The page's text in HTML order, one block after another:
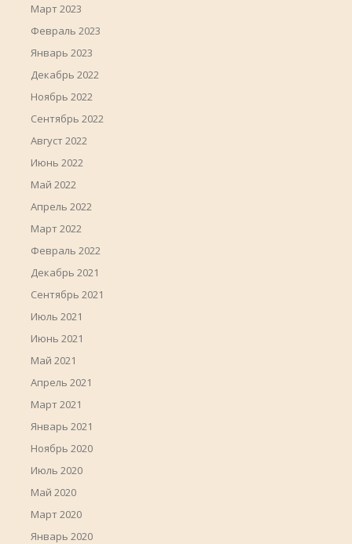
Март 2023
Февраль 2023
Январь 2023
Декабрь 2022
Ноябрь 2022
Сентябрь 2022
Август 2022
Июнь 2022
Май 2022
Апрель 2022
Март 2022
Февраль 2022
Декабрь 2021
Сентябрь 2021
Июль 2021
Июнь 2021
Май 2021
Апрель 2021
Март 2021
Январь 2021
Ноябрь 2020
Июль 2020
Май 2020
Март 2020
Январь 2020